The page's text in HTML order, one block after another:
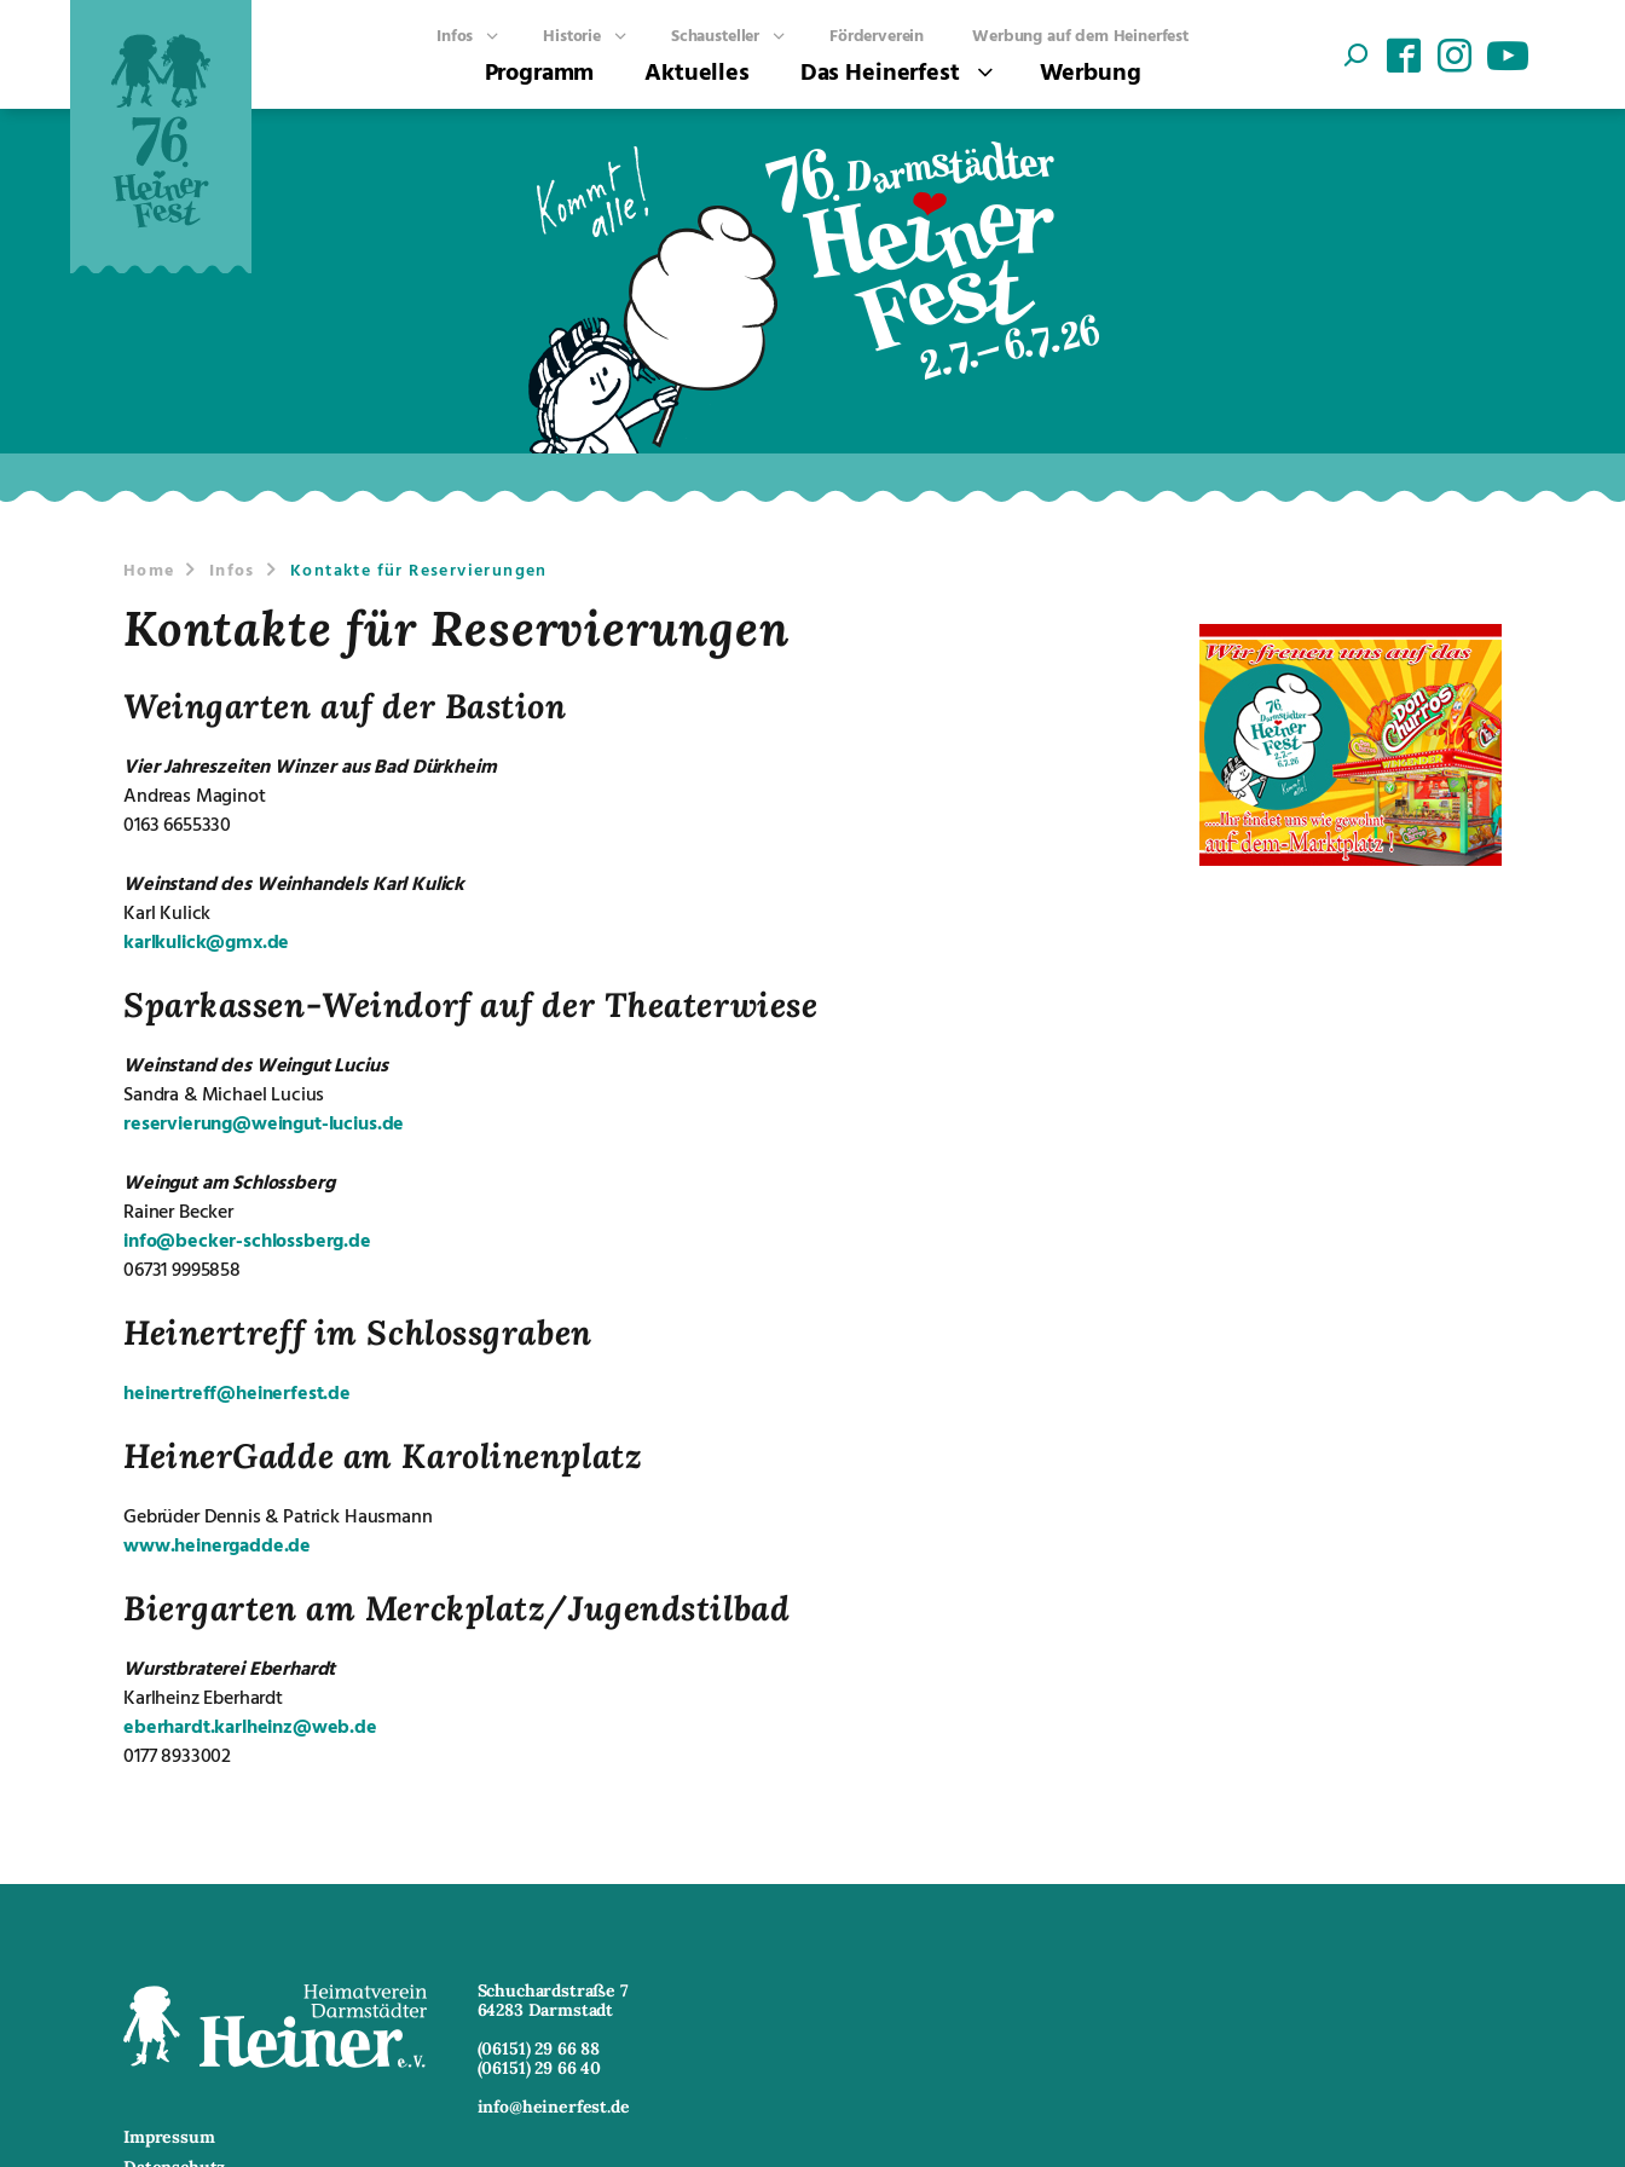
Programm Aktuelles Das Heinerfest Werbung
Infos Historie Schausteller Förderverein Werbung auf dem Heinerfest
Home Infos Kontakte für Reservierungen
Kontakte für Reservierungen
Weingarten auf der Bastion
Vier Jahreszeiten Winzer aus Bad Dürkheim
Andreas Maginot
0163 6655330
Weinstand des Weinhandels Karl Kulick
Karl Kulick
karlkulick@gmx.de
Sparkassen-Weindorf auf der Theaterwiese
Weinstand des Weingut Lucius
Sandra & Michael Lucius
reservierung@weingut-lucius.de
Weingut am Schlossberg
Rainer Becker
info@becker-schlossberg.de
06731 9995858
Heinertreff im Schlossgraben
heinertreff@heinerfest.de
HeinerGadde am Karolinenplatz
Gebrüder Dennis & Patrick Hausmann
www.heinergadde.de
Biergarten am Merckplatz/Jugendstilbad
Wurstbraterei Eberhardt
Karlheinz Eberhardt
eberhardt.karlheinz@web.de
0177 8933002
Impressum
Schuchardstraße 7
64283 Darmstadt
(06151) 29 66 88
(06151) 29 66 40
info@heinerfest.de